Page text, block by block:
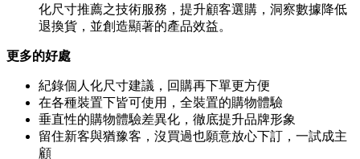
化尺寸推薦之技術服務，提升顧客選購，洞察數據降低
退換貨，並創造顯著的產品效益。
更多的好處
紀錄個人化尺寸建議，回購再下單更方便
在各種裝置下皆可使用，全裝置的購物體驗
垂直性的購物體驗差異化，徹底提升品牌形象
留住新客與猶豫客，沒買過也願意放心下訂，一試成主
顧